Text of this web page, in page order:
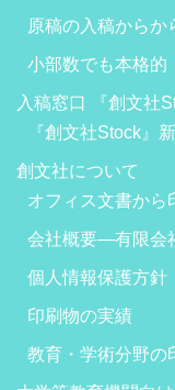
原稿の入稿から
小部数でも本格的
入稿窓口 『創文社
『創文社Stock』
創文社について
オフィス文書から
会社概要―有限会
個人情報保護方針
印刷物の実績
教育・学術分野の